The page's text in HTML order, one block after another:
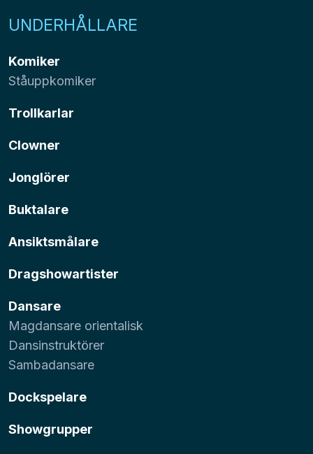
UNDERHÅLLARE
Komiker
Ståuppkomiker
Trollkarlar
Clowner
Jonglörer
Buktalare
Ansiktsmålare
Dragshowartister
Dansare
Magdansare orientalisk
Dansinstruktörer
Sambadansare
Dockspelare
Showgrupper